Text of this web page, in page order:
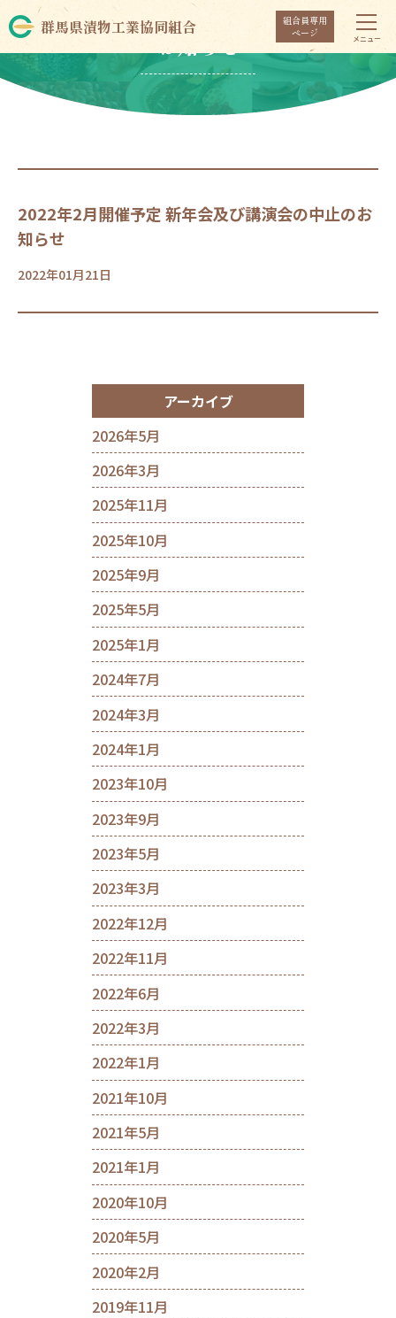
群馬県漬物工業協同組合
組合員専用
ページ
お知らせ
2022年2月開催予定 新年会及び講演会の中止のお
知らせ
2022年01月21日
アーカイブ
2026年5月
2026年3月
2025年11月
2025年10月
2025年9月
2025年5月
2025年1月
2024年7月
2024年3月
2024年1月
2023年10月
2023年9月
2023年5月
2023年3月
2022年12月
2022年11月
2022年6月
2022年3月
2022年1月
2021年10月
2021年5月
2021年1月
2020年10月
2020年5月
2020年2月
2019年11月